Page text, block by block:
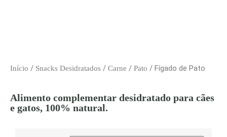
Início / Snacks Desidratados / Carne / Pato / Fígado de Pato
Alimento complementar desidratado para cães
e gatos, 100% natural.